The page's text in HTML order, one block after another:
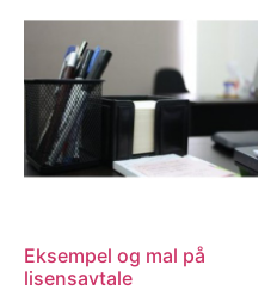
Eksempel og mal på
lisensavtale